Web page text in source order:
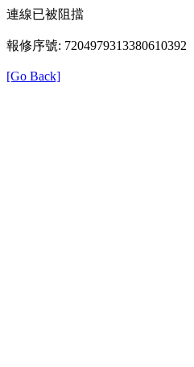
連線已被阻擋
報修序號: 7204979313380610392
[Go Back]